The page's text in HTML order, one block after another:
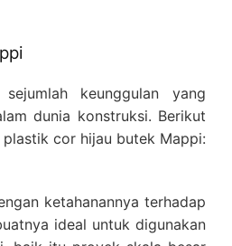
keunggulan yang
dunia konstruksi. Berikut
cor hijau butek Mappi:
ketahanannya terhadap
ideal untuk digunakan